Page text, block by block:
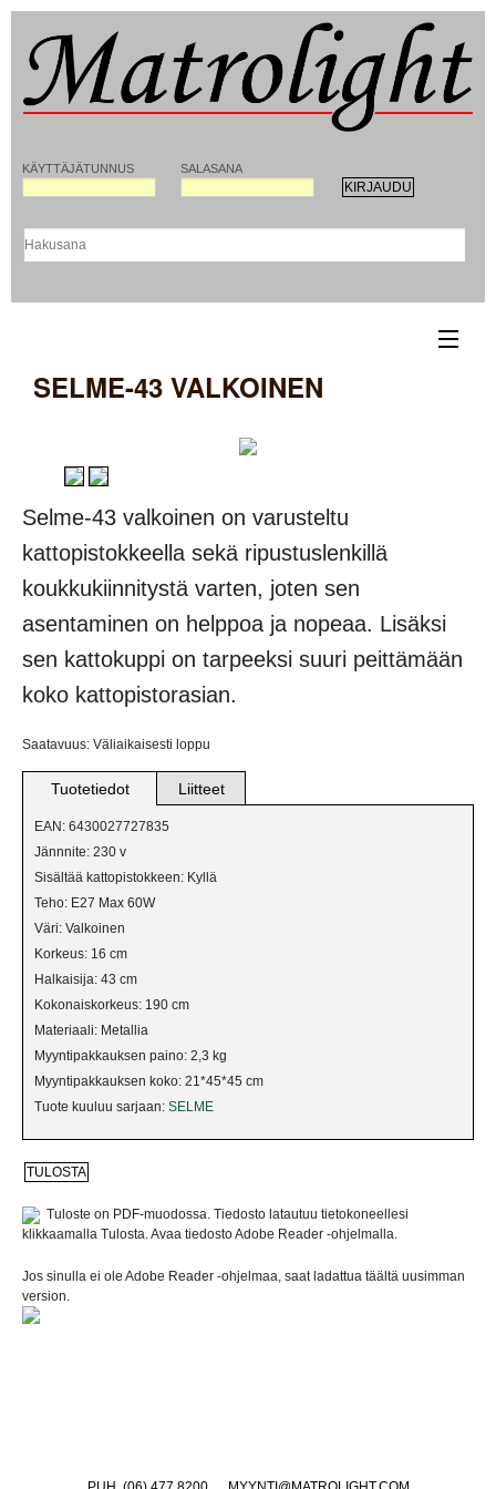
KÄYTTÄJÄTUNNUS SALASANA
ETUSIVU
REKISTERÖITYMINEN MATROLIGHT-
VERKKOKAUPPAAN
BILJARDIVALAISIMET
IKKUNAVALAISIMET
KANGASVALAISIMET
KATTO- JA PALLOVALAISIMET
LATTIAVALAISIMET
PLAFONDIT
PÖYTÄVALAISIMET
RIPUSTETTAVAT VALAISIMET
SEINÄVALAISIMET
SPOTIT
UUTUUDET
VARJOSTIMET
SELME-43 VALKOINEN
Selme-43 valkoinen on varusteltu
kattopistokkeella sekä ripustuslenkillä
koukkukiinnitystä varten, joten sen
asentaminen on helppoa ja nopeaa. Lisäksi
sen kattokuppi on tarpeeksi suuri peittämään
koko kattopistorasian.
Saatavuus: Väliaikaisesti loppu
Tuotetiedot Liitteet
EAN: 6430027727835
Jännnite: 230 v
Sisältää kattopistokkeen: Kyllä
Teho: E27 Max 60W
Väri: Valkoinen
Korkeus: 16 cm
Halkaisija: 43 cm
Kokonaiskorkeus: 190 cm
Materiaali: Metallia
Myyntipakkauksen paino: 2,3 kg
Myyntipakkauksen koko: 21*45*45 cm
Tuote kuuluu sarjaan: SELME
Tuloste on PDF-muodossa. Tiedosto latautuu tietokoneellesi
klikkaamalla Tulosta. Avaa tiedosto Adobe Reader -ohjelmalla.
Jos sinulla ei ole Adobe Reader -ohjelmaa, saat ladattua täältä uusimman
version.